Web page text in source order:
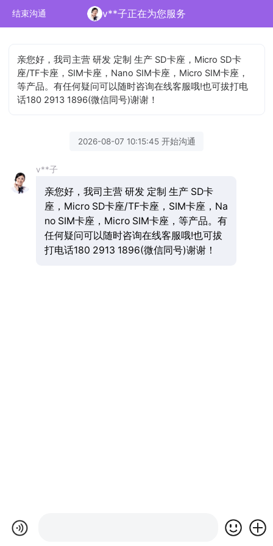
结束沟通 v**子正在为您服务
亲您好，我司主营 研发 定制 生产 SD卡座，Micro SD卡
座/TF卡座，SIM卡座，Nano SIM卡座，Micro SIM卡座，
等产品。有任何疑问可以随时咨询在线客服哦!也可拔打电
话180 2913 1896(微信同号)谢谢！
2026-08-07 10:15:45 开始沟通
v**子
亲您好，我司主营 研发 定制 生产 SD卡
座，Micro SD卡座/TF卡座，SIM卡座，Na
no SIM卡座，Micro SIM卡座，等产品。有
任何疑问可以随时咨询在线客服哦!也可拔
打电话180 2913 1896(微信同号)谢谢！